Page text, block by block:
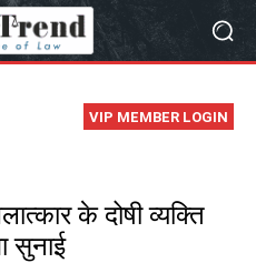
VIP MEMBER LOGIN
के दोषी व्यक्ति
सुनाई